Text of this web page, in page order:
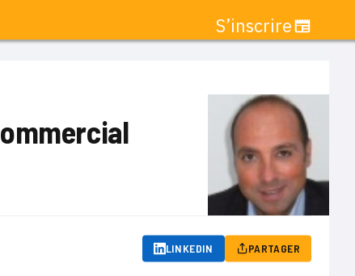
S’inscrire
LINKEDIN PARTAGER